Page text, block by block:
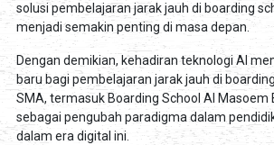
solusi pembelajaran jarak jauh di boarding
menjadi semakin penting di masa depan.
Dengan demikian, kehadiran teknologi AI
baru bagi pembelajaran jarak jauh di
SMA, termasuk Boarding School Al Masoem
sebagai pengubah paradigma dalam
dalam era digital ini.